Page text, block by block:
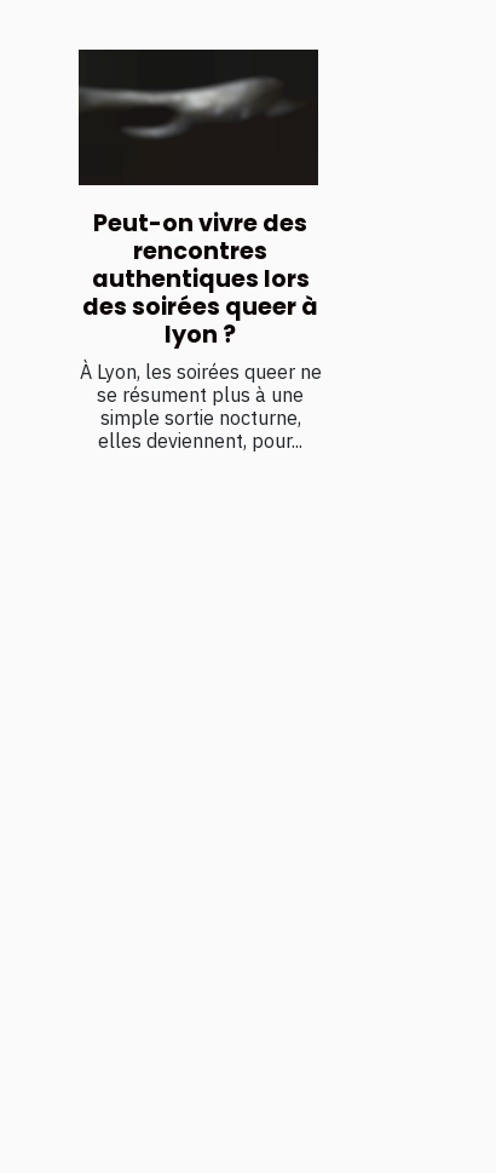
Peut-on vivre des
rencontres
authentiques lors
des soirées queer à
lyon ?
À Lyon, les soirées queer ne
se résument plus à une
simple sortie nocturne,
elles deviennent, pour...